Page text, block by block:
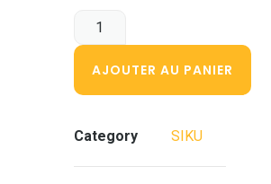
AJOUTER AU PANIER
Category SIKU